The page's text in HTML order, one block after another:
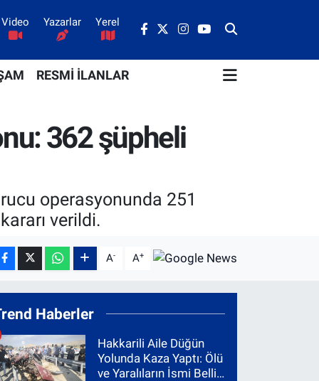
Video Yazarlar Yerel
RESMİ İLANLAR
362 şüpheli
operasyonunda 251
verildi.
A- A+
Haberler
Hakkarili Aile Düğün
Yolunda Kaza Yaptı: Ölü
ve Yaralıların İsmi Belli